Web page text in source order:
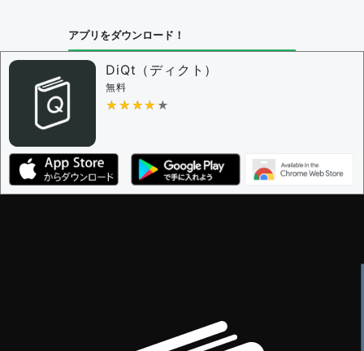
問題の編集権限を持つユーザー -すべてのユーザー
審査に対する投票権限を持つユーザー -
決定に必要な投票数 -
編集ガイドライン
アプリをダウンロード！
DiQt（ディクト）
無料
★★★★★
★★★★★